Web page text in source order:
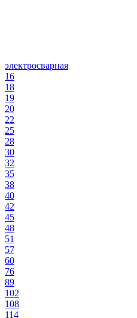
электросварная
16
18
19
20
22
25
28
30
32
35
38
40
42
45
48
51
57
60
76
89
102
108
114